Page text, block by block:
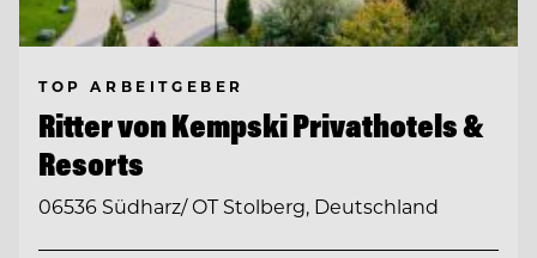
TOP ARBEITGEBER
Ritter von Kempski Privathotels &
Resorts
06536 Südharz/ OT Stolberg, Deutschland